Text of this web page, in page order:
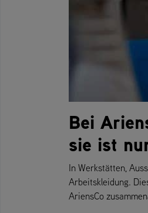
Bei
sie ist
In Werkstätten,
Arbeitskleidung.
AriensCo